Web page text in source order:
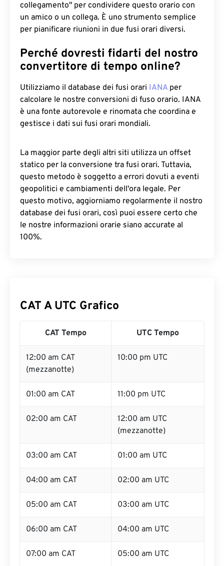
collegamento" per condividere questo orario con
un amico o un collega. È uno strumento semplice
per pianificare riunioni in due fusi orari diversi.
Perché dovresti fidarti del nostro
convertitore di tempo online?
Utilizziamo il database dei fusi orari IANA per
calcolare le nostre conversioni di fuso orario. IANA
è una fonte autorevole e rinomata che coordina e
gestisce i dati sui fusi orari mondiali.
La maggior parte degli altri siti utilizza un offset
statico per la conversione tra fusi orari. Tuttavia,
questo metodo è soggetto a errori dovuti a eventi
geopolitici e cambiamenti dell'ora legale. Per
questo motivo, aggiorniamo regolarmente il nostro
database dei fusi orari, così puoi essere certo che
le nostre informazioni orarie siano accurate al
100%.
CAT A UTC Grafico
CAT Tempo UTC Tempo
12:00 am CAT
(mezzanotte)
10:00 pm UTC
01:00 am CAT 11:00 pm UTC
02:00 am CAT
12:00 am UTC
(mezzanotte)
03:00 am CAT 01:00 am UTC
04:00 am CAT 02:00 am UTC
05:00 am CAT 03:00 am UTC
06:00 am CAT 04:00 am UTC
07:00 am CAT 05:00 am UTC